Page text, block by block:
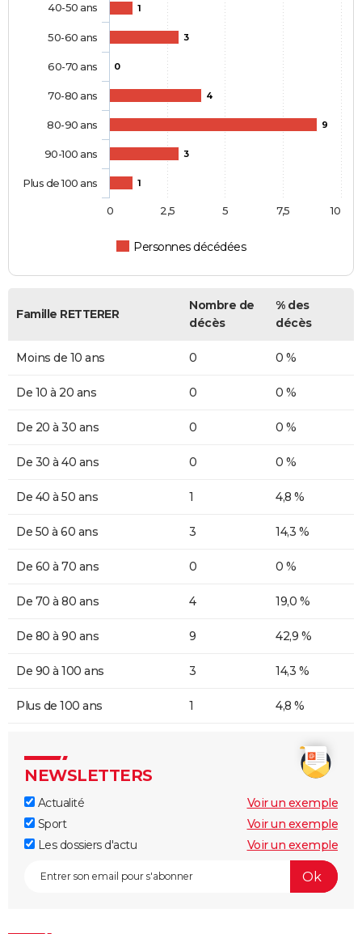
1
3
0
4
9
3
1
Personnes décédées
40-50 ans
50-60 ans
60-70 ans
70-80 ans
80-90 ans
90-100 ans
Plus de 100 ans
0 10
2,5 5 7,5
Famille RETTERER
Nombre de
décès
% des
décès
Moins de 10 ans 0 0 %
De 10 à 20 ans 0 0 %
De 20 à 30 ans 0 0 %
De 30 à 40 ans 0 0 %
De 40 à 50 ans 1 4,8 %
De 50 à 60 ans 3 14,3 %
De 60 à 70 ans 0 0 %
De 70 à 80 ans 4 19,0 %
De 80 à 90 ans 9 42,9 %
De 90 à 100 ans 3 14,3 %
Plus de 100 ans 1 4,8 %
NEWSLETTERS
Actualité
Voir un exemple
Sport
Voir un exemple
Les dossiers d'actu
Voir un exemple